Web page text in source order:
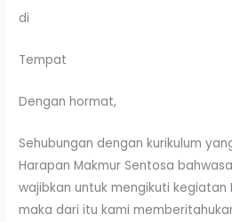
di
Tempat
Dengan hormat,
Sehubungan dengan kurikulum
Harapan Makmur Sentosa
wajibkan untuk mengikuti kegiatan
maka dari itu kami